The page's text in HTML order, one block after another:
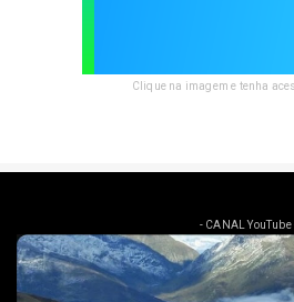
Clique na imagem e tenha
- CANAL YouTube